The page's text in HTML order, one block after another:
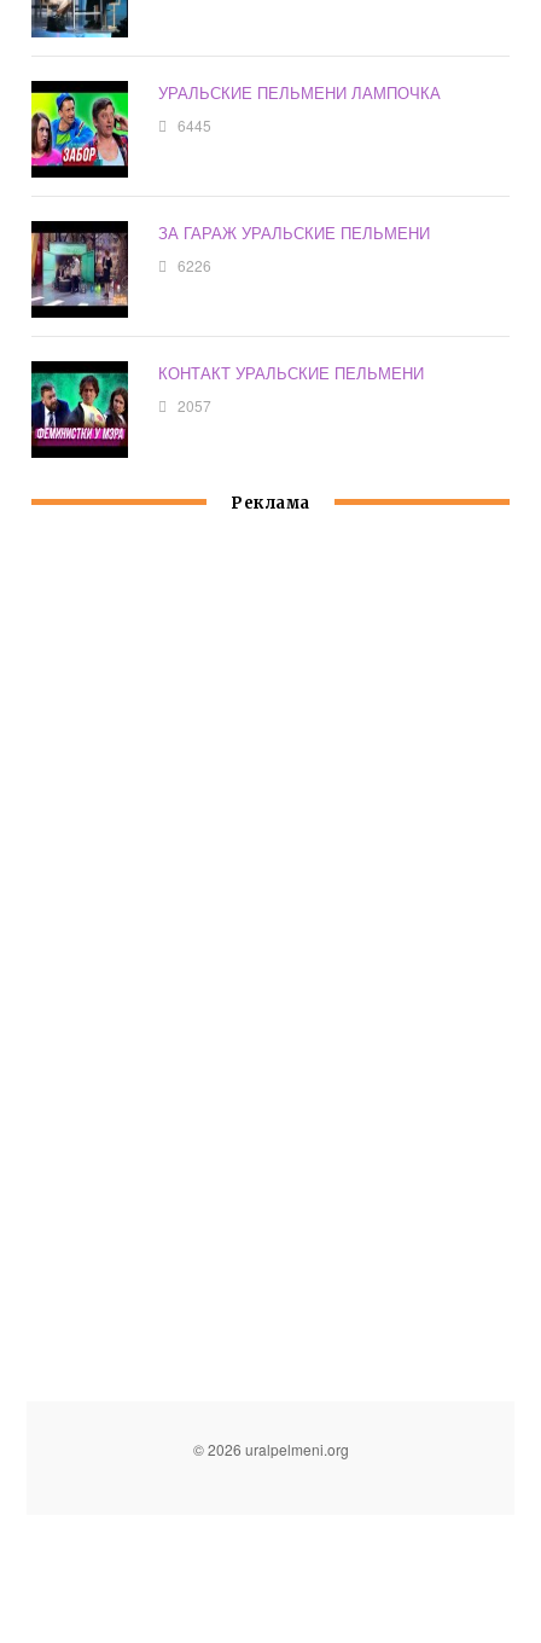
УРАЛЬСКИЕ ПЕЛЬМЕНИ ЛАМПОЧКА
6445
ЗА ГАРАЖ УРАЛЬСКИЕ ПЕЛЬМЕНИ
6226
КОНТАКТ УРАЛЬСКИЕ ПЕЛЬМЕНИ
2057
Реклама
© 2026 uralpelmeni.org